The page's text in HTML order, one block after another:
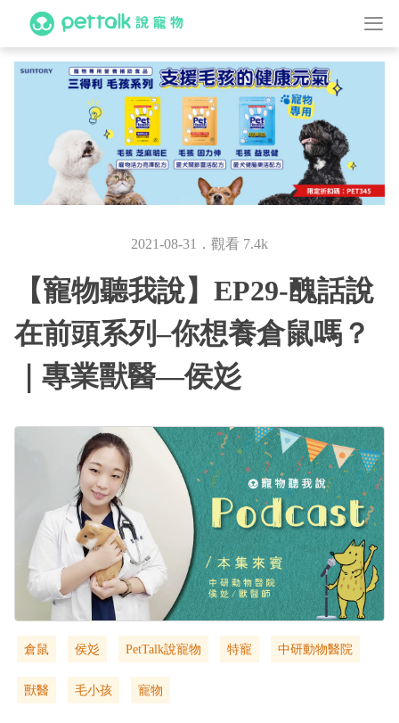
2021-08-31．觀看 7.4k
【寵物聽我說】EP29-醜話說
在前頭系列–你想養倉鼠嗎？
｜專業獸醫—侯彣
倉鼠 侯彣 PetTalk說寵物 特寵 中研動物醫院
獸醫 毛小孩 寵物